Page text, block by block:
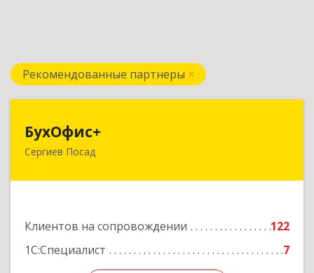
Рекомендованные партнеры
БухОфис+
Сергиев Посад
Клиентов на сопровождении
122
1С:Специалист
7
141304, Московская обл, Сергиево-Посадский
Подробнее